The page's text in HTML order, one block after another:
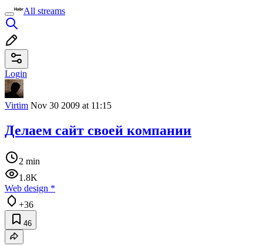
All streams
Login
Virtim Nov 30 2009 at 11:15
Делаем сайт своей компании
2 min
1.8K
Web design *
+36
46